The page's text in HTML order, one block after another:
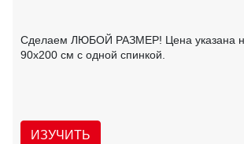
Сделаем ЛЮБОЙ РАЗМЕР! Цена указана
90х200 см с одной спинкой.
ИЗУЧИТЬ